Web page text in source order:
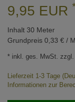
9,95 EUR
Inhalt 30 Meter
Grundpreis 0,33 € /
* inkl. ges. MwSt. zzgl.
Lieferzeit 1-3 Tage
Informationen zur